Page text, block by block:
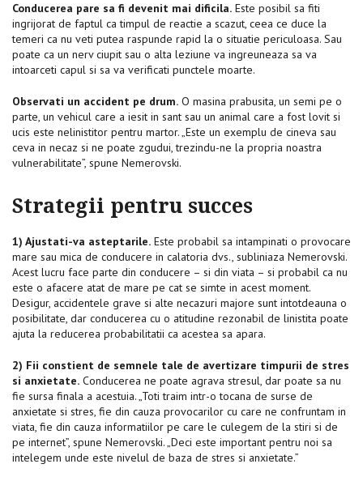
Conducerea pare sa fi devenit mai dificila. Este posibil sa fiti
ingrijorat de faptul ca timpul de reactie a scazut, ceea ce duce la
temeri ca nu veti putea raspunde rapid la o situatie periculoasa. Sau
poate ca un nerv ciupit sau o alta leziune va ingreuneaza sa va
intoarceti capul si sa va verificati punctele moarte.
Observati un accident pe drum. O masina prabusita, un semi pe o
parte, un vehicul care a iesit in sant sau un animal care a fost lovit si
ucis este nelinistitor pentru martor. „Este un exemplu de cineva sau
ceva in necaz si ne poate zgudui, trezindu-ne la propria noastra
vulnerabilitate”, spune Nemerovski.
Strategii pentru succes
1) Ajustati-va asteptarile. Este probabil sa intampinati o provocare
mare sau mica de conducere in calatoria dvs., subliniaza Nemerovski.
Acest lucru face parte din conducere – si din viata – si probabil ca nu
este o afacere atat de mare pe cat se simte in acest moment.
Desigur, accidentele grave si alte necazuri majore sunt intotdeauna o
posibilitate, dar conducerea cu o atitudine rezonabil de linistita poate
ajuta la reducerea probabilitatii ca acestea sa apara.
2) Fii constient de semnele tale de avertizare timpurii de stres
si anxietate. Conducerea ne poate agrava stresul, dar poate sa nu
fie sursa finala a acestuia. „Toti traim intr-o tocana de surse de
anxietate si stres, fie din cauza provocarilor cu care ne confruntam in
viata, fie din cauza informatiilor pe care le culegem de la stiri si de
pe internet”, spune Nemerovski. „Deci este important pentru noi sa
intelegem unde este nivelul de baza de stres si anxietate.”